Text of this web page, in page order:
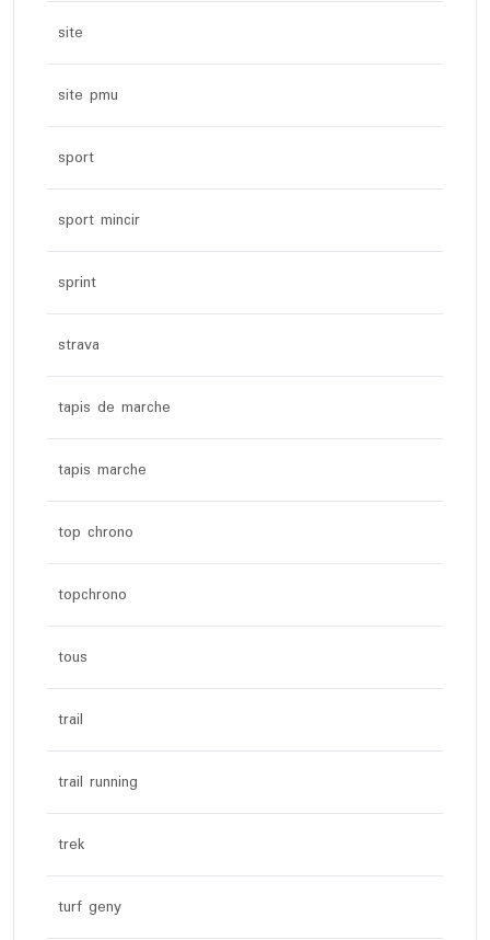
site
site pmu
sport
sport mincir
sprint
strava
tapis de marche
tapis marche
top chrono
topchrono
tous
trail
trail running
trek
turf geny